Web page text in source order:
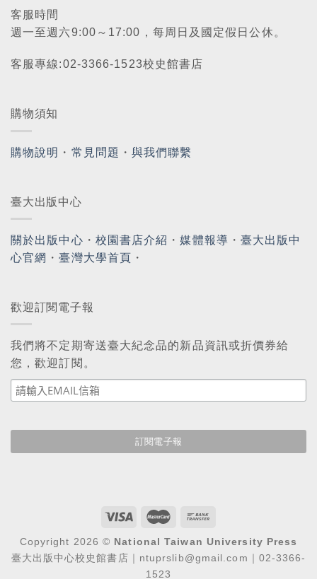
客服時間
週一至週六9:00～17:00，每周日及國定假日公休。
客服專線:02-3366-1523校史館書店
購物須知
購物說明 ・ 常見問題 ・與我們聯繫
臺大出版中心
關於出版中心 ・ 校園書店介紹 ・媒體報導 ・ 臺大出版中
心官網 ・臺灣大學首頁 ・
歡迎訂閱電子報
我們將不定期寄送臺大紀念品的新品資訊或折價券給
您，歡迎訂閱。
Copyright 2026 © National Taiwan University Press
臺大出版中心校史館書店｜ntuprslib@gmail.com｜02-3366-
1523